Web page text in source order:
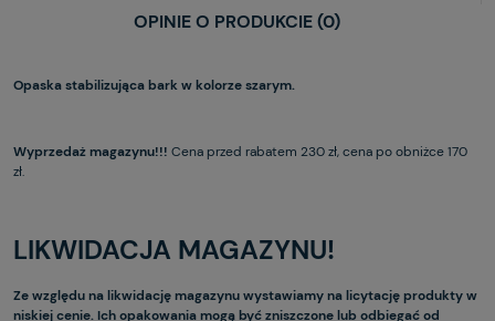
OPINIE O PRODUKCIE (0)
Opaska stabilizująca bark w kolorze szarym.
Wyprzedaż magazynu!!! Cena przed rabatem 230 zł, cena po obniżce 170
zł.
LIKWIDACJA MAGAZYNU!
Ze względu na likwidację magazynu wystawiamy na licytację produkty w
niskiej cenie. Ich opakowania mogą być zniszczone lub odbiegać od